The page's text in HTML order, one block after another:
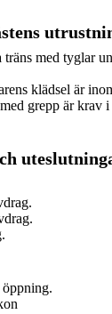
träns med tyglar
klädsel är
grepp är krav i
öppning.